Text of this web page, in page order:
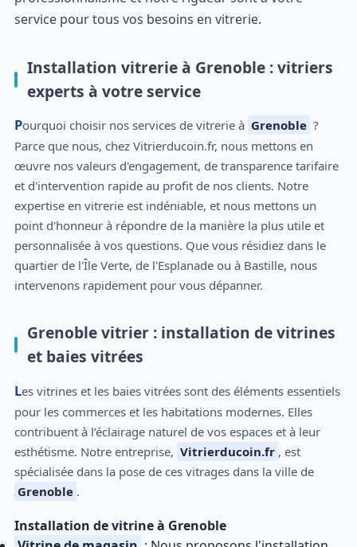
service pour tous vos besoins en vitrerie.
Installation vitrerie à Grenoble : vitriers
experts à votre service
Pourquoi choisir nos services de vitrerie à Grenoble ?
Parce que nous, chez Vitrierducoin.fr, nous mettons en
œuvre nos valeurs d'engagement, de transparence tarifaire
et d'intervention rapide au profit de nos clients. Notre
expertise en vitrerie est indéniable, et nous mettons un
point d'honneur à répondre de la manière la plus utile et
personnalisée à vos questions. Que vous résidiez dans le
quartier de l'Île Verte, de l'Esplanade ou à Bastille, nous
intervenons rapidement pour vous dépanner.
Grenoble vitrier : installation de vitrines
et baies vitrées
Les vitrines et les baies vitrées sont des éléments essentiels
pour les commerces et les habitations modernes. Elles
contribuent à l’éclairage naturel de vos espaces et à leur
esthétisme. Notre entreprise, Vitrierducoin.fr , est
spécialisée dans la pose de ces vitrages dans la ville de
Grenoble .
Installation de vitrine à Grenoble